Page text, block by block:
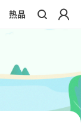
热品